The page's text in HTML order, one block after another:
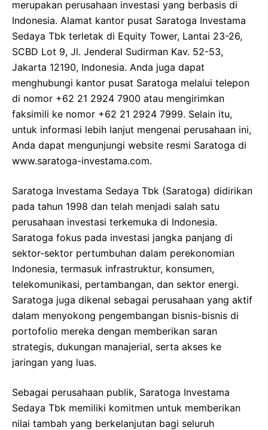
merupakan perusahaan investasi yang berbasis di
Indonesia. Alamat kantor pusat Saratoga Investama
Sedaya Tbk terletak di Equity Tower, Lantai 23-26,
SCBD Lot 9, Jl. Jenderal Sudirman Kav. 52-53,
Jakarta 12190, Indonesia. Anda juga dapat
menghubungi kantor pusat Saratoga melalui telepon
di nomor +62 21 2924 7900 atau mengirimkan
faksimili ke nomor +62 21 2924 7999. Selain itu,
untuk informasi lebih lanjut mengenai perusahaan ini,
Anda dapat mengunjungi website resmi Saratoga di
www.saratoga-investama.com.
Saratoga Investama Sedaya Tbk (Saratoga) didirikan
pada tahun 1998 dan telah menjadi salah satu
perusahaan investasi terkemuka di Indonesia.
Saratoga fokus pada investasi jangka panjang di
sektor-sektor pertumbuhan dalam perekonomian
Indonesia, termasuk infrastruktur, konsumen,
telekomunikasi, pertambangan, dan sektor energi.
Saratoga juga dikenal sebagai perusahaan yang aktif
dalam menyokong pengembangan bisnis-bisnis di
portofolio mereka dengan memberikan saran
strategis, dukungan manajerial, serta akses ke
jaringan yang luas.
Sebagai perusahaan publik, Saratoga Investama
Sedaya Tbk memiliki komitmen untuk memberikan
nilai tambah yang berkelanjutan bagi seluruh